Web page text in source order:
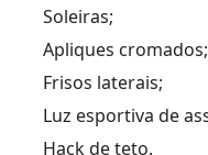
Soleiras;
Apliques cromados;
Frisos laterais;
Luz esportiva de
Hack de teto.